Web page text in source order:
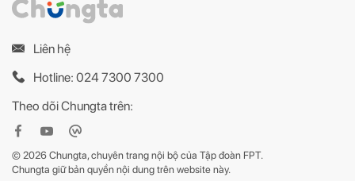
Liên hệ
Hotline: 024 7300 7300
Theo dõi Chungta trên:
© 2026 Chungta, chuyên trang nội bộ của Tập đoàn FPT.
Chungta giữ bản quyền nội dung trên website này.